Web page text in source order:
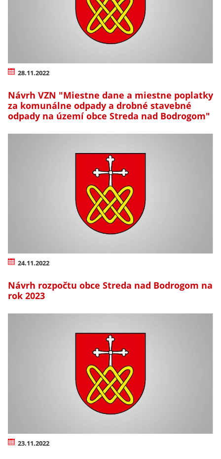
28.11.2022
Návrh VZN "Miestne dane a miestne poplatky
za komunálne odpady a drobné stavebné
odpady na území obce Streda nad Bodrogom"
24.11.2022
Návrh rozpočtu obce Streda nad Bodrogom na
rok 2023
23.11.2022